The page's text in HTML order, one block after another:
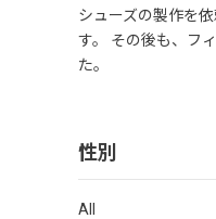
シューズの製作を
す。 その後も、フ
た。
性別
All